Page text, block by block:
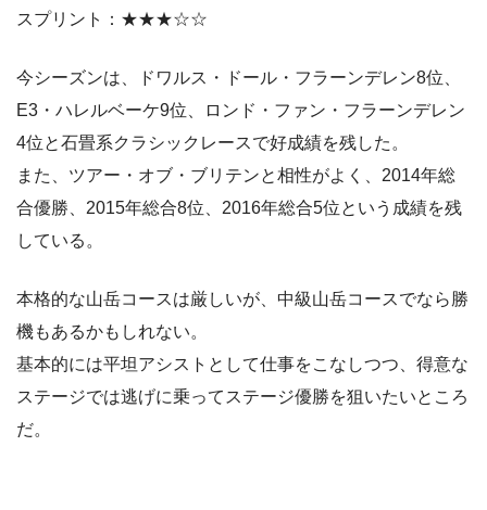
スプリント：★★★☆☆
今シーズンは、ドワルス・ドール・フラーンデレン8位、
E3・ハレルベーケ9位、ロンド・ファン・フラーンデレン
4位と石畳系クラシックレースで好成績を残した。
また、ツアー・オブ・ブリテンと相性がよく、2014年総
合優勝、2015年総合8位、2016年総合5位という成績を残
している。
本格的な山岳コースは厳しいが、中級山岳コースでなら勝
機もあるかもしれない。
基本的には平坦アシストとして仕事をこなしつつ、得意な
ステージでは逃げに乗ってステージ優勝を狙いたいところ
だ。